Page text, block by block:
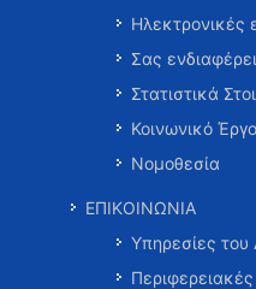
Ηλεκτρονικές
Σας ενδιαφέρει
Στατιστικά
Κοινωνικό
Νομοθεσία
ΕΠΙΚΟΙΝΩΝΙΑ
Υπηρεσίες